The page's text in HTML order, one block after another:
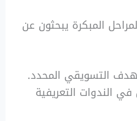
المبكرة يبحثون عن
الندوات التعريفية